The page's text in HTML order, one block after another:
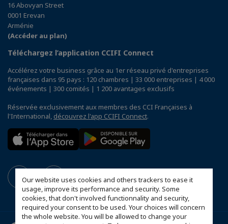
Our website uses cookies and others trackers to ease it
usage, improve its performance and security. Some
cookies, that don't involved functionnality and security,
required your consent to be used. Your choices will concern
the whole website. You will be allowed to change your
16 Abovyan Street
0001 Erevan
Arménie
(Accéder au plan)
Téléchargez l’application CCIFI Connect
Accélérez votre business grâce au 1er réseau privé d'entreprises
françaises dans 95 pays : 120 chambres | 33 000 entreprises | 4 000
événements | 300 comités | 1 200 avantages exclusifs
Réservée exclusivement aux membres des CCI Françaises à
l'International, découvrez l'app CCIFI Connect.